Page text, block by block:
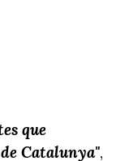
que
Catalunya",